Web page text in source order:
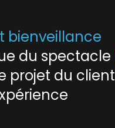
bienveillance
du spectacle
projet du client